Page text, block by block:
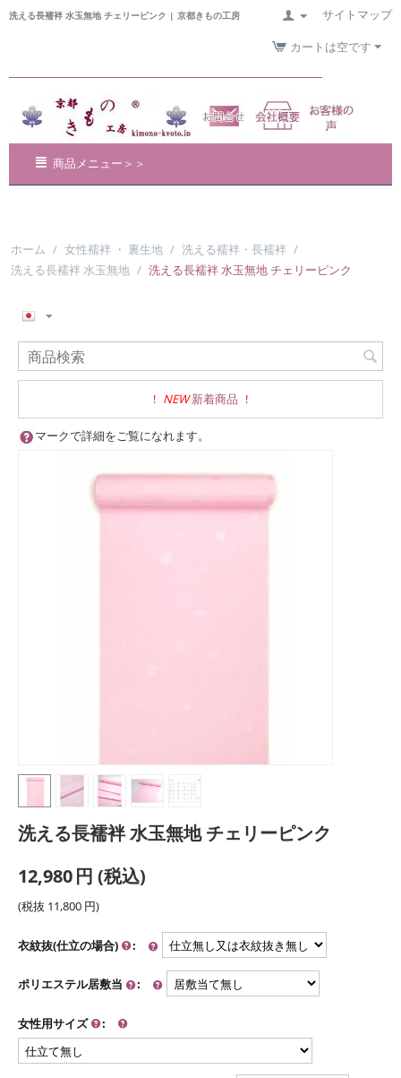
洗える長襦袢 水玉無地 チェリーピンク | 京都きもの工房
サイトマップ
カートは空です
商品メニュー＞＞
ホーム / 女性襦袢 ・ 裏生地 / 洗える襦袢・長襦袢 /
洗える長襦袢 水玉無地 / 洗える長襦袢 水玉無地 チェリーピンク
! NEW 新着商品 !
マークで詳細をご覧になれます。
洗える長襦袢 水玉無地 チェリーピンク
12,980円 (税込)
(税抜 11,800 円)
衣紋抜(仕立の場合) :
ポリエステル居敷当 :
女性用サイズ :